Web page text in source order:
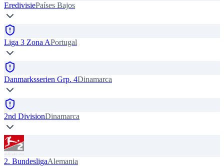
EredivisiePaíses Bajos
Liga 3 Zona APortugal
Danmarksserien Grp. 4Dinamarca
2nd DivisionDinamarca
2. BundesligaAlemania